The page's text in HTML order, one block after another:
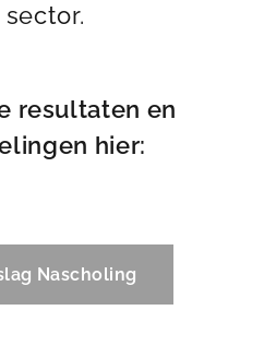
resultaten en
hier:
Nascholing